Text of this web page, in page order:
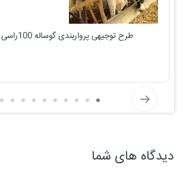
طرح توجیهی پرواربندی گوساله 100راسی سال1402
دیدگاه های شما